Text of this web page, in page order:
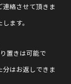
絡させて頂きま
ます。
置きは可能で
はお返しできま